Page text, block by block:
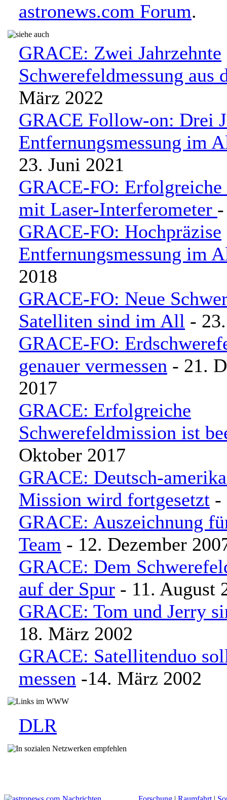
astronews.com Forum.
GRACE: Zwei Jahrzehnte
Schwerefeldmessung aus
März 2022
GRACE Follow-on: Drei
Entfernungsmessung im
23. Juni 2021
GRACE-FO: Erfolgreiche
mit Laser-Interferometer
GRACE-FO: Hochpräzise
Entfernungsmessung im
2018
GRACE-FO: Neue
Satelliten sind im All -
GRACE-FO:
genauer vermessen - 21.
2017
GRACE: Erfolgreiche
Schwerefeldmission ist
Oktober 2017
GRACE: Deutsch-
Mission wird fortgesetzt -
GRACE: Auszeichnung
Team - 12. Dezember
GRACE: Dem
auf der Spur - 11. August
GRACE: Tom und Jerry
18. März 2002
GRACE: Satellitenduo
messen -14. März 2002
DLR